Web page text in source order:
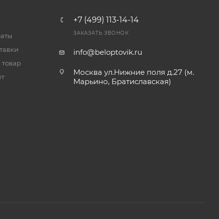
товар
+7 (499) 113-14-14
ЗАКАЗАТЬ ЗВОНОК
info@beloptovik.ru
Москва ул.Нижние поля д.27 (м.
Марьино, Братиславская)